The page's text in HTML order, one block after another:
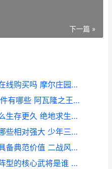
下一篇 »
摩尔庄园巴洛克地砖可以在线购买吗 摩尔庄园洛尔
阿瓦隆之王升30级堡的条件有哪些 阿瓦隆之王升级40要塞资源
绝地求生游戏中跳伞后怎么生存更久 绝地求生游戏中怎么打字聊天
少年三国志里的暗金宠有哪些相对强大 少年三国志的游戏
二战风云军官经验书是否具备典范价值 二战风云军衔
壮志凌云少年三国志绝顶阵型的核心武将是谁 壮志凌云少三热血版攻略